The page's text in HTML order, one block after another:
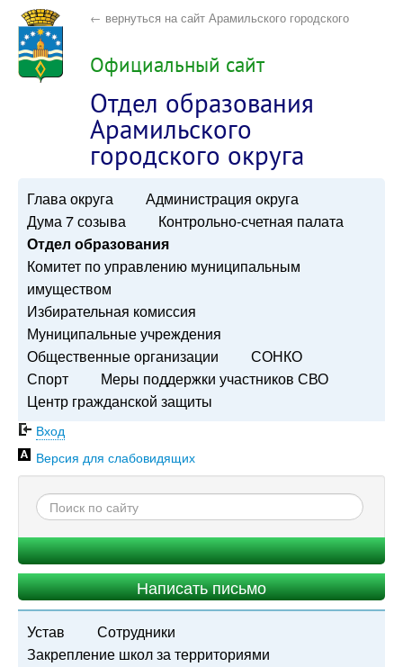
← вернуться на сайт Арамильского городского
округа
Официальный сайт
Отдел образования
Арамильского
городского округа
Глава округа
Администрация округа
Дума 7 созыва
Контрольно-счетная палата
Отдел образования
Комитет по управлению муниципальным
имуществом
Избирательная комиссия
Муниципальные учреждения
Общественные организации
СОНКО
Спорт
Меры поддержки участников СВО
Центр гражданской защиты
Вход
Версия для слабовидящих
Написать письмо
Устав
Сотрудники
Закрепление школ за территориями